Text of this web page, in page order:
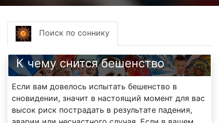
Поиск по соннику
К чему снится бешенство
Если вам довелось испытать бешенство в
сновидении, значит в настоящий момент для вас
высок риск пострадать в результате падения,